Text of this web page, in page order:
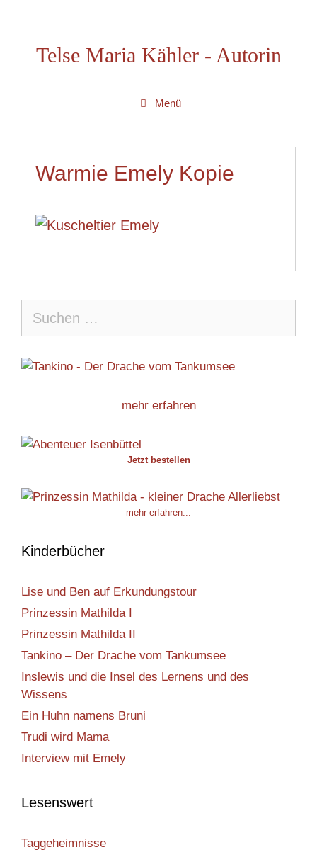
springenTelse Maria Kähler - Autorin
Menü
Warmie Emely Kopie
nach:
mehr erfahren
Jetzt bestellen
mehr erfahren...
Kinderbücher
Lise und Ben auf Erkundungstour
Prinzessin Mathilda I
Prinzessin Mathilda II
Tankino – Der Drache vom Tankumsee
Inslewis und die Insel des Lernens und des
Wissens
Ein Huhn namens Bruni
Trudi wird Mama
Interview mit Emely
Lesenswert
Taggeheimnisse